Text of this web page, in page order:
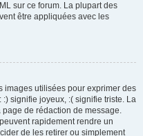
sur ce forum. La plupart des
être appliquées avec les
images utilisées pour exprimer des
signifie joyeux, :( signifie triste. La
de rédaction de message.
rapidement rendre un
de les retirer ou simplement